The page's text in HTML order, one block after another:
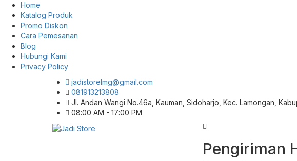
Home
Katalog Produk
Promo Diskon
Cara Pemesanan
Blog
Hubungi Kami
Privacy Policy
jadistorelmg@gmail.com
081913213808
Jl. Andan Wangi No.46a, Kauman, Sidoharjo, Kec. Lamongan,
08:00 AM - 17:00 PM
Pengiriman